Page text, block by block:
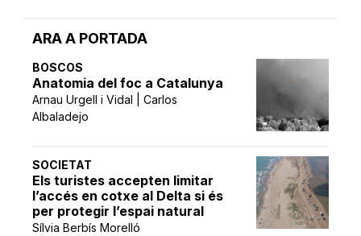
ARA A PORTADA
BOSCOS
Anatomia del foc a Catalunya
Arnau Urgell i Vidal | Carlos
Albaladejo
SOCIETAT
Els turistes accepten limitar
l’accés en cotxe al Delta si és
per protegir l’espai natural
Sílvia Berbís Morelló